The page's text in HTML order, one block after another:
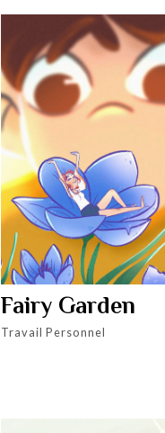
Fairy Garden
Travail Personnel